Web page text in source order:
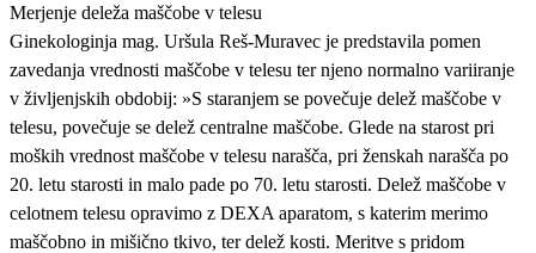
Merjenje deleža maščobe v telesu
Ginekologinja mag. Uršula Reš-Muravec je predstavila pomen
zavedanja vrednosti maščobe v telesu ter njeno normalno variiranje
v življenjskih obdobij: »S staranjem se povečuje delež maščobe v
telesu, povečuje se delež centralne maščobe. Glede na starost pri
moških vrednost maščobe v telesu narašča, pri ženskah narašča po
20. letu starosti in malo pade po 70. letu starosti. Delež maščobe v
celotnem telesu opravimo z DEXA aparatom, s katerim merimo
maščobno in mišično tkivo, ter delež kosti. Meritve s pridom